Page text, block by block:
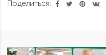
Поделиться: